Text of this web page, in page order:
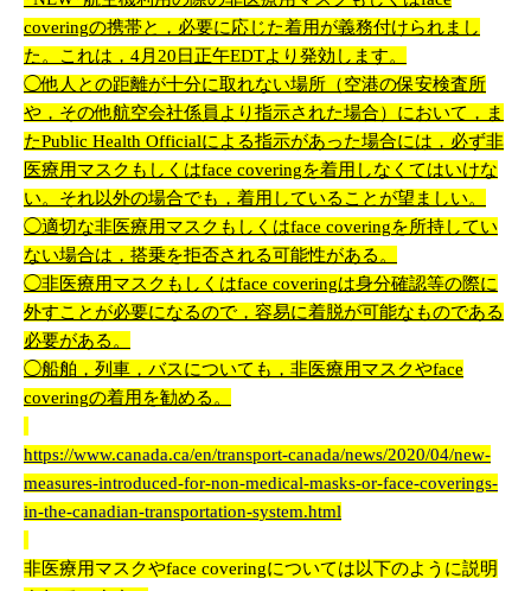
coveringの携帯と，必要に応じた着用が義務付けられまし
た。これは，4月20日正午EDTより発効します。
◯他人との距離が十分に取れない場所（空港の保安検査所
や，その他航空会社係員より指示された場合）において，ま
たPublic Health Officialによる指示があった場合には，必ず非
医療用マスクもしくはface coveringを着用しなくてはいけな
い。それ以外の場合でも，着用していることが望ましい。
◯適切な非医療用マスクもしくはface coveringを所持してい
ない場合は，搭乗を拒否される可能性がある。
◯非医療用マスクもしくはface coveringは身分確認等の際に
外すことが必要になるので，容易に着脱が可能なものである
必要がある。
◯船舶，列車，バスについても，非医療用マスクやface
coveringの着用を勧める。
https://www.canada.ca/en/transport-canada/news/2020/04/new-
measures-introduced-for-non-medical-masks-or-face-coverings-
in-the-canadian-transportation-system.html
非医療用マスクやface coveringについては以下のように説明